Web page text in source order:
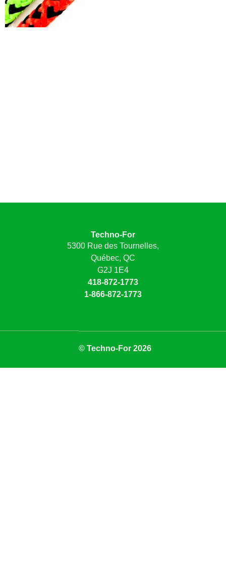
Techno-For
5300 Rue des Tournelles,
Québec, QC
G2J 1E4
418-872-1773
1-866-872-1773
© Techno-For 2026